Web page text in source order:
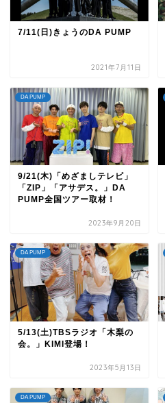
7/11(日)きょうのDA PUMP
2021年7月11日
DA PUMP
9/21(木)「めざましテレビ」
「ZIP」「アサデス。」DA
PUMP全国ツアー取材！
2023年9月20日
DA PUMP
5/13(土)TBSラジオ「木梨の
会。」KIMI登場！
2023年5月13日
DA PUMP